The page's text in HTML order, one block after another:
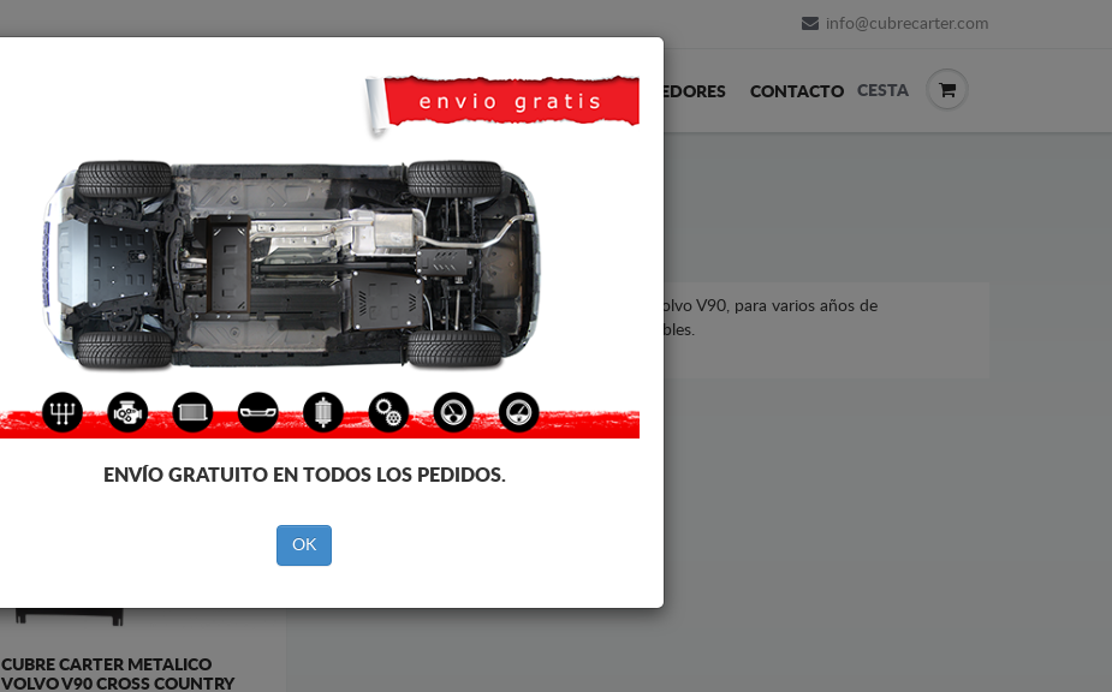
info@cubrecarter.com
TRANSPORTE FEEDBACK REVENDEDORES CONTACTO CESTA
Cubre carter metalico para el motor y la caja de cambios de los vehículos Volvo, modelo Volvo V90, para varios años de
fabricación. Cubre carter metalico, 2-3 mm de espesor, fáciles de montar, a precios asequibles.
No necesita homologación con ITV
CUBRE CARTER METALICO
VOLVO V90 CROSS COUNTRY
ENVÍO GRATUITO EN TODOS LOS PEDIDOS.
OK